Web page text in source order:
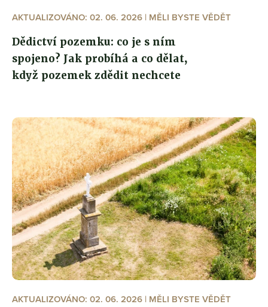
AKTUALIZOVÁNO: 02. 06. 2026 | MĚLI BYSTE VĚDĚT
Dědictví pozemku: co je s ním
spojeno? Jak probíhá a co dělat,
když pozemek zdědit nechcete
AKTUALIZOVÁNO: 02. 06. 2026 | MĚLI BYSTE VĚDĚT